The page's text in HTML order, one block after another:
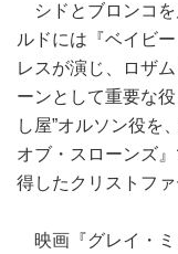
シドとブロンコを
ルドには『ベイビ
レスが演じ、ロザ
ーンとして重要な
し屋”オルソン役を
オブ・スローンズ
得したクリストフ
映画『グレイ・ミ